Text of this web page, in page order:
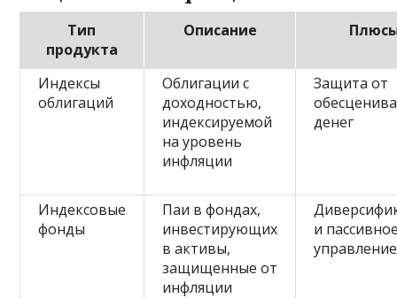
Тип
продукта
Описание
Индексы
облигаций
Облигации с
доходностью,
индексируемой
на уровень
инфляции
Защита от
денег
Индексовые
фонды
Паи в фондах,
инвестирующих
в активы,
защищенные от
инфляции
и
управление